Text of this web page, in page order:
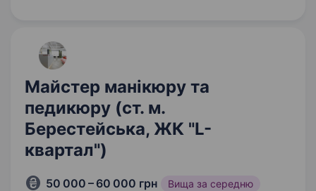
Майстер манікюру та
педикюру (ст. м.
Берестейська, ЖК "L-
квартал")
50 000 – 60 000 грн Вища за середню